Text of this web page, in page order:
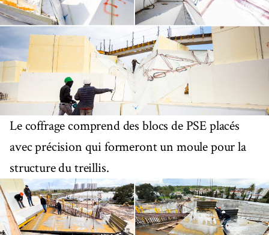
Le coffrage comprend des blocs de PSE placés
avec précision qui formeront un moule pour la
structure du treillis.